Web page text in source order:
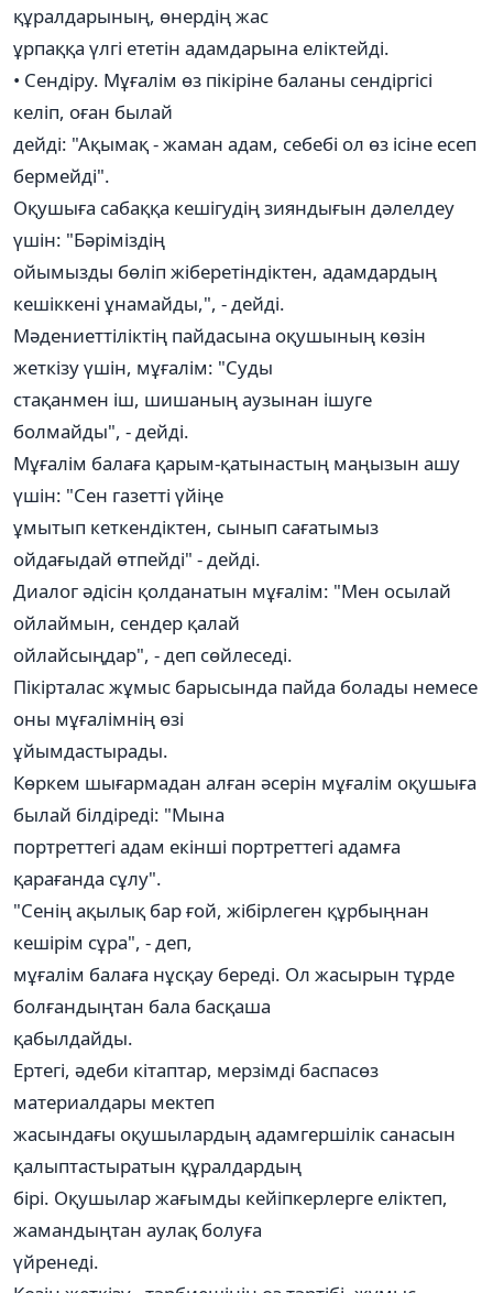
құралдарының, өнердің жас
ұрпаққа үлгі ететін адамдарына еліктейді.
• Сендіру. Мұғалім өз пікіріне баланы сендіргісі
келіп, оған былай
дейді: "Ақымақ - жаман адам, себебі ол өз ісіне есеп
бермейді".
Оқушыға сабаққа кешігудің зияндығын дәлелдеу
үшін: "Бәріміздің
ойымызды бөліп жіберетіндіктен, адамдардың
кешіккені ұнамайды,", - дейді.
Мәдениеттіліктің пайдасына оқушының көзін
жеткізу үшін, мұғалім: "Суды
стақанмен іш, шишаның аузынан ішуге
болмайды", - дейді.
Мұғалім балаға қарым-қатынастың маңызын ашу
үшін: "Сен газетті үйіңе
ұмытып кеткендіктен, сынып сағатымыз
ойдағыдай өтпейді" - дейді.
Диалог әдісін қолданатын мұғалім: "Мен осылай
ойлаймын, сендер қалай
ойлайсыңдар", - деп сөйлеседі.
Пікірталас жұмыс барысында пайда болады немесе
оны мұғалімнің өзі
ұйымдастырады.
Көркем шығармадан алған әсерін мұғалім оқушыға
былай білдіреді: "Мына
портреттегі адам екінші портреттегі адамға
қарағанда сұлу".
"Сенің ақылық бар ғой, жібірлеген құрбыңнан
кешірім сұра", - деп,
мұғалім балаға нұсқау береді. Ол жасырын тұрде
болғандыңтан бала басқаша
қабылдайды.
Ертегі, әдеби кітаптар, мерзімді баспасөз
материалдары мектеп
жасындағы оқушылардың адамгершілік санасын
қалыптастыратын құралдардың
бірі. Оқушылар жағымды кейіпкерлерге еліктеп,
жамандыңтан аулақ болуға
үйренеді.